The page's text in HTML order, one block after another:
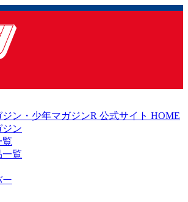
ジン・少年マガジンR 公式サイト HOME
ジン
覧
一覧
ー